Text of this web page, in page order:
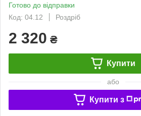
Готово до відправки
Код: 04.12
Роздріб
2 320 ₴
Купити
або
Купити з